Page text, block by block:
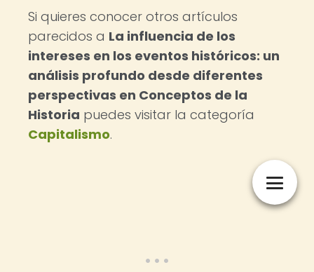
Si quieres conocer otros artículos
parecidos a La influencia de los
intereses en los eventos históricos: un
análisis profundo desde diferentes
perspectivas en Conceptos de la
Historia puedes visitar la categoría
Capitalismo.